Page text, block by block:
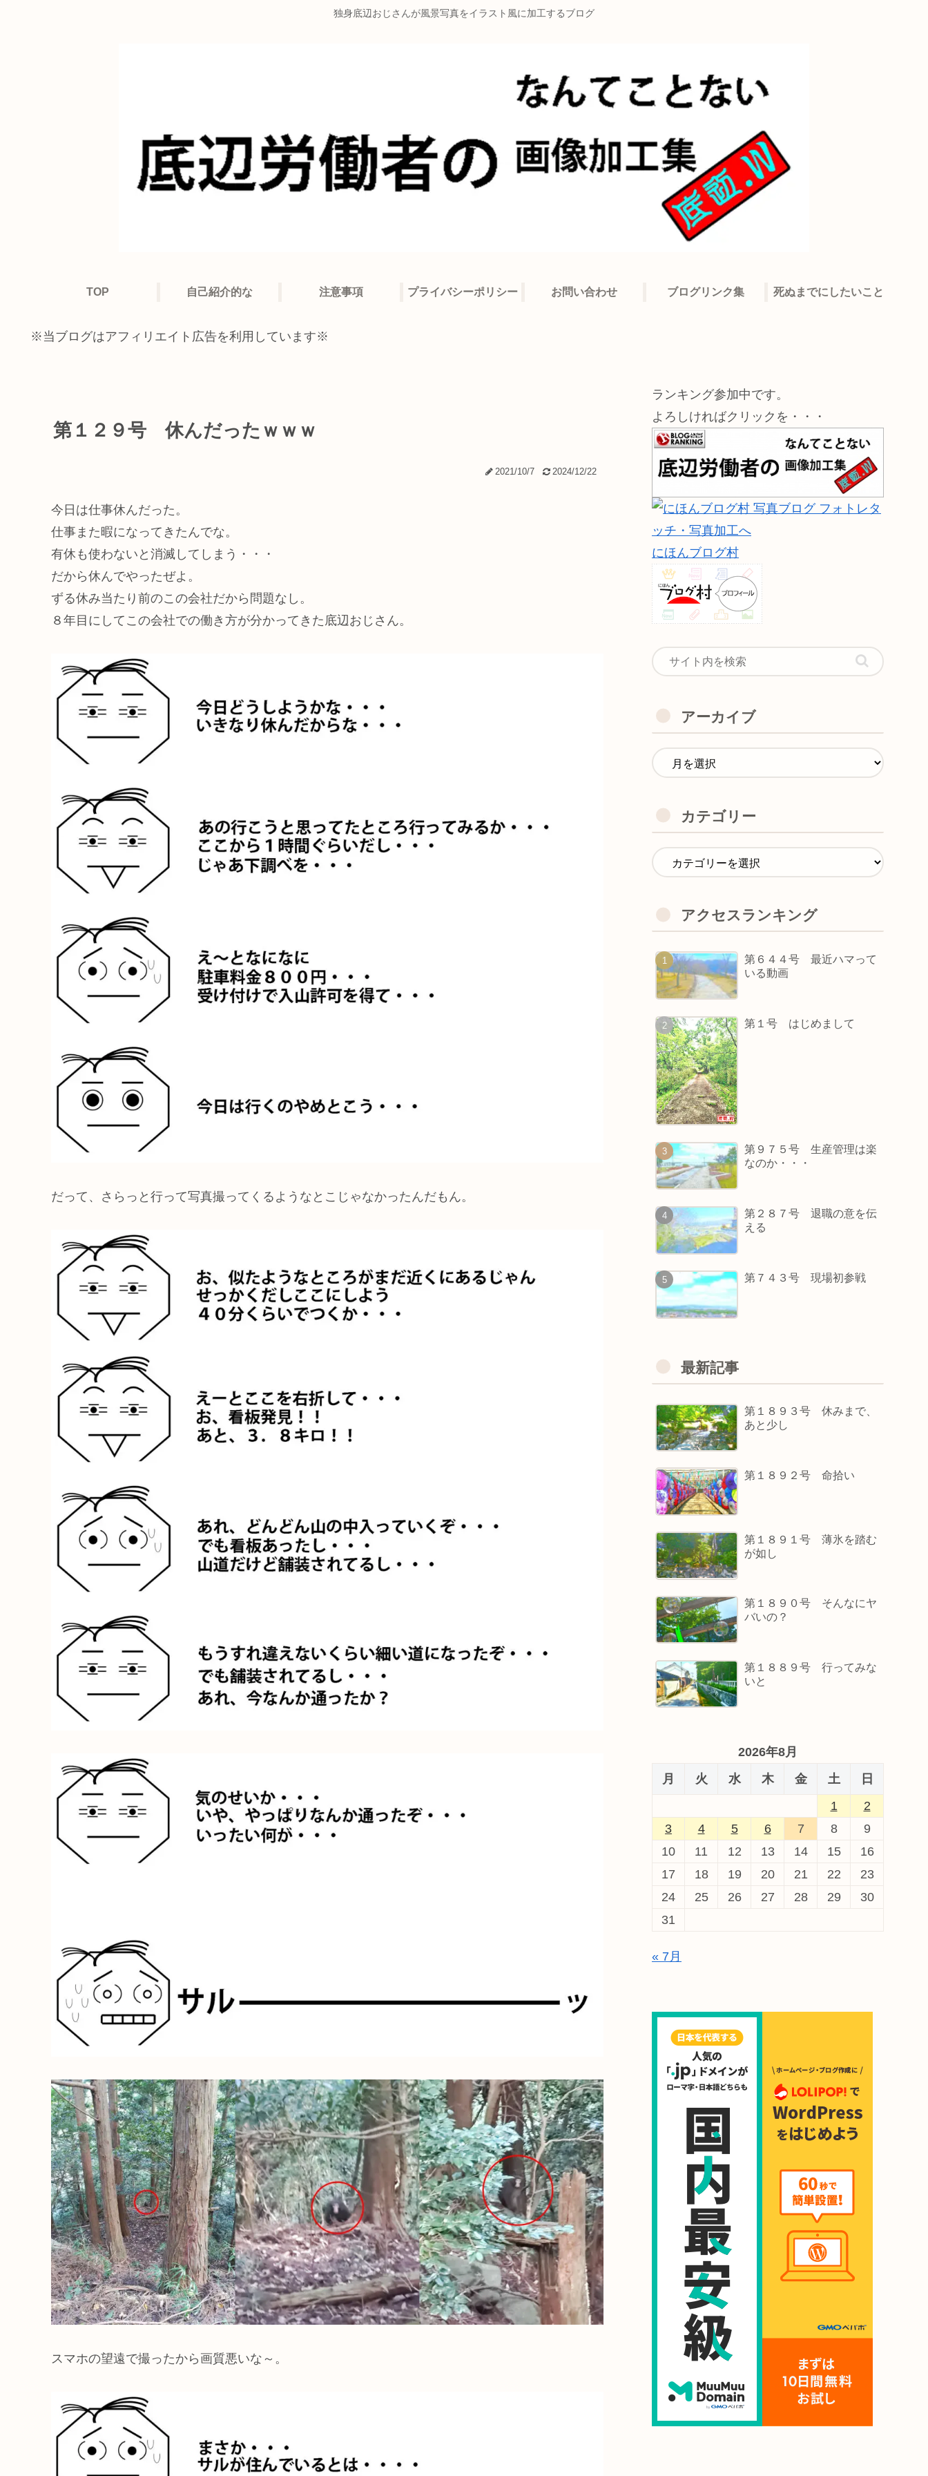
独身底辺おじさんが風景写真をイラスト風に加工するブログ
TOP 自己紹介的な 注意事項 プライバシーポリシー お問い合わせ ブログリンク集 死ぬまでにしたいこと
※当ブログはアフィリエイト広告を利用しています※
第１２９号 休んだったｗｗｗ
2021/10/7 2024/12/22
今日は仕事休んだった。
仕事また暇になってきたんでな。
有休も使わないと消滅してしまう・・・
だから休んでやったぜよ。
ずる休み当たり前のこの会社だから問題なし。
８年目にしてこの会社での働き方が分かってきた底辺おじさん。
だって、さらっと行って写真撮ってくるようなとこじゃなかったんだもん。
スマホの望遠で撮ったから画質悪いな～。
ランキング参加中です。
よろしければクリックを・・・
にほんブログ村
アーカイブ
カテゴリー
アクセスランキング
第６４４号 最近ハマって
いる動画
第１号 はじめまして
第９７５号 生産管理は楽
なのか・・・
第２８７号 退職の意を伝
える
第７４３号 現場初参戦
最新記事
第１８９３号 休みまで、
あと少し
第１８９２号 命拾い
第１８９１号 薄氷を踏む
が如し
第１８９０号 そんなにヤ
バいの？
第１８８９号 行ってみな
いと
2026年8月
月
火 水 木 金 土
日
1
2
3
4 5 6 7 8
9
10
11 12 13 14 15
16
17
18 19 20 21 22
23
24
25 26 27 28 29
30
31
« 7月